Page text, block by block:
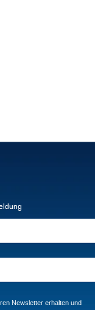
Newsletter erhalten und